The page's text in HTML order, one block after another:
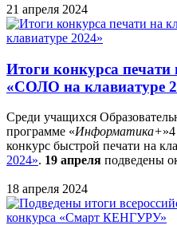
21 апреля 2024
Итоги конкурса печати
«СОЛО на клавиатуре
Среди учащихся
программе «Информатика+
конкурс быстрой печати на
2024». 19 апреля подведены
18 апреля 2024